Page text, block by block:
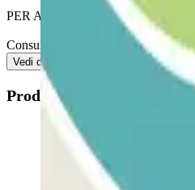
PER ACCEDERE AL
Consultate la sezione “Informazioni
Vedi di più
Prodotti disponibili